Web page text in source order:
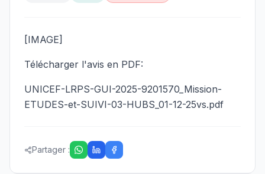
[IMAGE]
Télécharger l'avis en PDF:
UNICEF-LRPS-GUI-2025-9201570_Mission-
ETUDES-et-SUIVI-03-HUBS_01-12-25vs.pdf
Partager :